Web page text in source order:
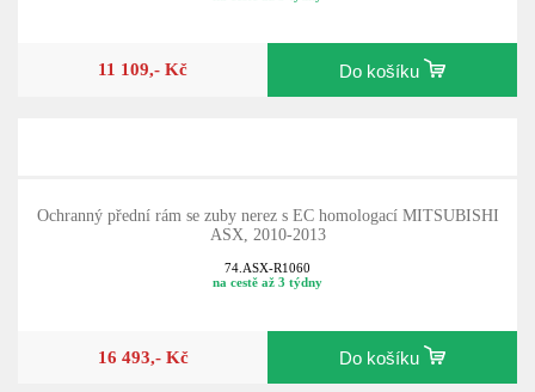
11 109,- Kč Do košíku
Ochranný přední rám se zuby nerez s EC homologací MITSUBISHI
ASX, 2010-2013
74.ASX-R1060
na cestě až 3 týdny
16 493,- Kč Do košíku